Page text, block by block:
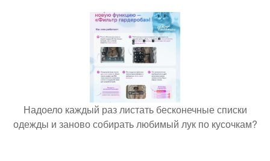
Надоело каждый раз листать бесконечные списки
одежды и заново собирать любимый лук по кусочкам?